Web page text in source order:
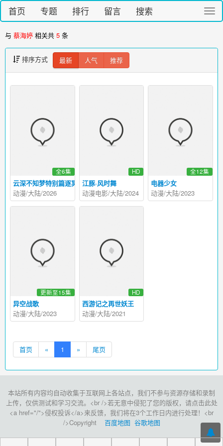
切
换
首页 专题 排行 留言 搜索
与 蔡海婷 相关共 5 条
排序方式 最新 人气 推荐
云深不知梦特别篇逐冥之役
全6集
动漫/大陆/2026
江豚·风时舞
HD
动漫电影/大陆/2024
电器少女
全12集
动漫/大陆/2023
异空战歌
更新至15集
动漫/大陆/2023
西游记之再世妖王
HD
动漫/大陆/2021
首页 « 1 » 尾页
本站所有内容均自动收集于互联网上各站点，我们不参与资源存储和录制
上传，仅供测试和学习交流。<br />若无意中侵犯了您的版权，请点击此处
<a href="/">侵权投诉</a>来反馈，我们将在3个工作日内进行处理！<br
/>Copyright 百度地图 谷歌地图